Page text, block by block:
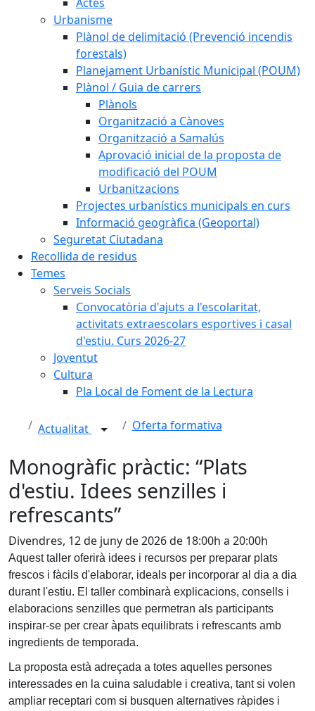
Urbanisme
Plànol de delimitació (Prevenció incendis
forestals)
Planejament Urbanístic Municipal (POUM)
Plànol / Guia de carrers
Plànols
Organització a Cànoves
Organització a Samalús
Aprovació inicial de la proposta de
modificació del POUM
Urbanitzacions
Projectes urbanístics municipals en curs
Informació geogràfica (Geoportal)
Seguretat Ciutadana
Recollida de residus
Temes
Serveis Socials
Convocatòria d'ajuts a l'escolaritat,
activitats extraescolars esportives i casal
d'estiu. Curs 2026-27
Joventut
Cultura
Pla Local de Foment de la Lectura
Actualitat Oferta formativa
Monogràfic pràctic: “Plats
d'estiu. Idees senzilles i
refrescants”
Divendres, 12 de juny de 2026 de 18:00h a 20:00h
Aquest taller oferirà idees i recursos per preparar plats
frescos i fàcils d'elaborar, ideals per incorporar al dia a dia
durant l'estiu. El taller combinarà explicacions, consells i
elaboracions senzilles que permetran als participants
inspirar-se per crear àpats equilibrats i refrescants amb
ingredients de temporada.
La proposta està adreçada a totes aquelles persones
interessades en la cuina saludable i creativa, tant si volen
ampliar receptari com si busquen alternatives ràpides i